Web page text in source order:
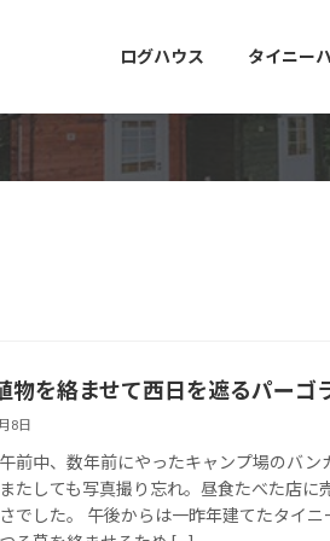
ログハウス タイニー
物を絡ませて西日を遮るパーゴ
8日
前中、数年前にやったキャンプ場のバン
たしても写真撮り忘れ。昼食たべた店に
でした。 午後からは一昨年建てたタイニ